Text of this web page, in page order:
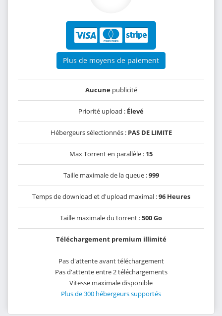
Plus de moyens de paiement
Aucunepublicité
Priorité upload : Élevé
Hébergeurs sélectionnés : PAS DE LIMITE
Max Torrent en parallèle : 15
Taille maximale de la queue :999
Temps de download et d'upload maximal :96 Heures
Taille maximale du torrent :500 Go
Téléchargement premium illimité
Pas d'attente avant téléchargement
Pas d'attente entre 2 téléchargements
Vitesse maximale disponible
Plus de 300 hébergeurs supportés